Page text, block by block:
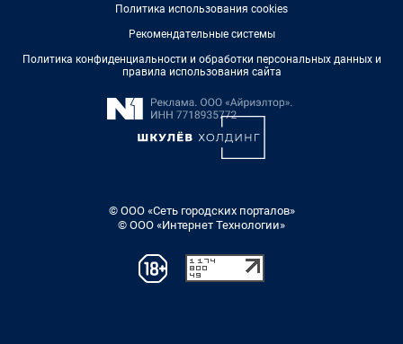
Политика использования cookies
Рекомендательные системы
Политика конфиденциальности и обработки персональных данных и
правила использования сайта
© ООО «Сеть городских порталов»
© ООО «Интернет Технологии»